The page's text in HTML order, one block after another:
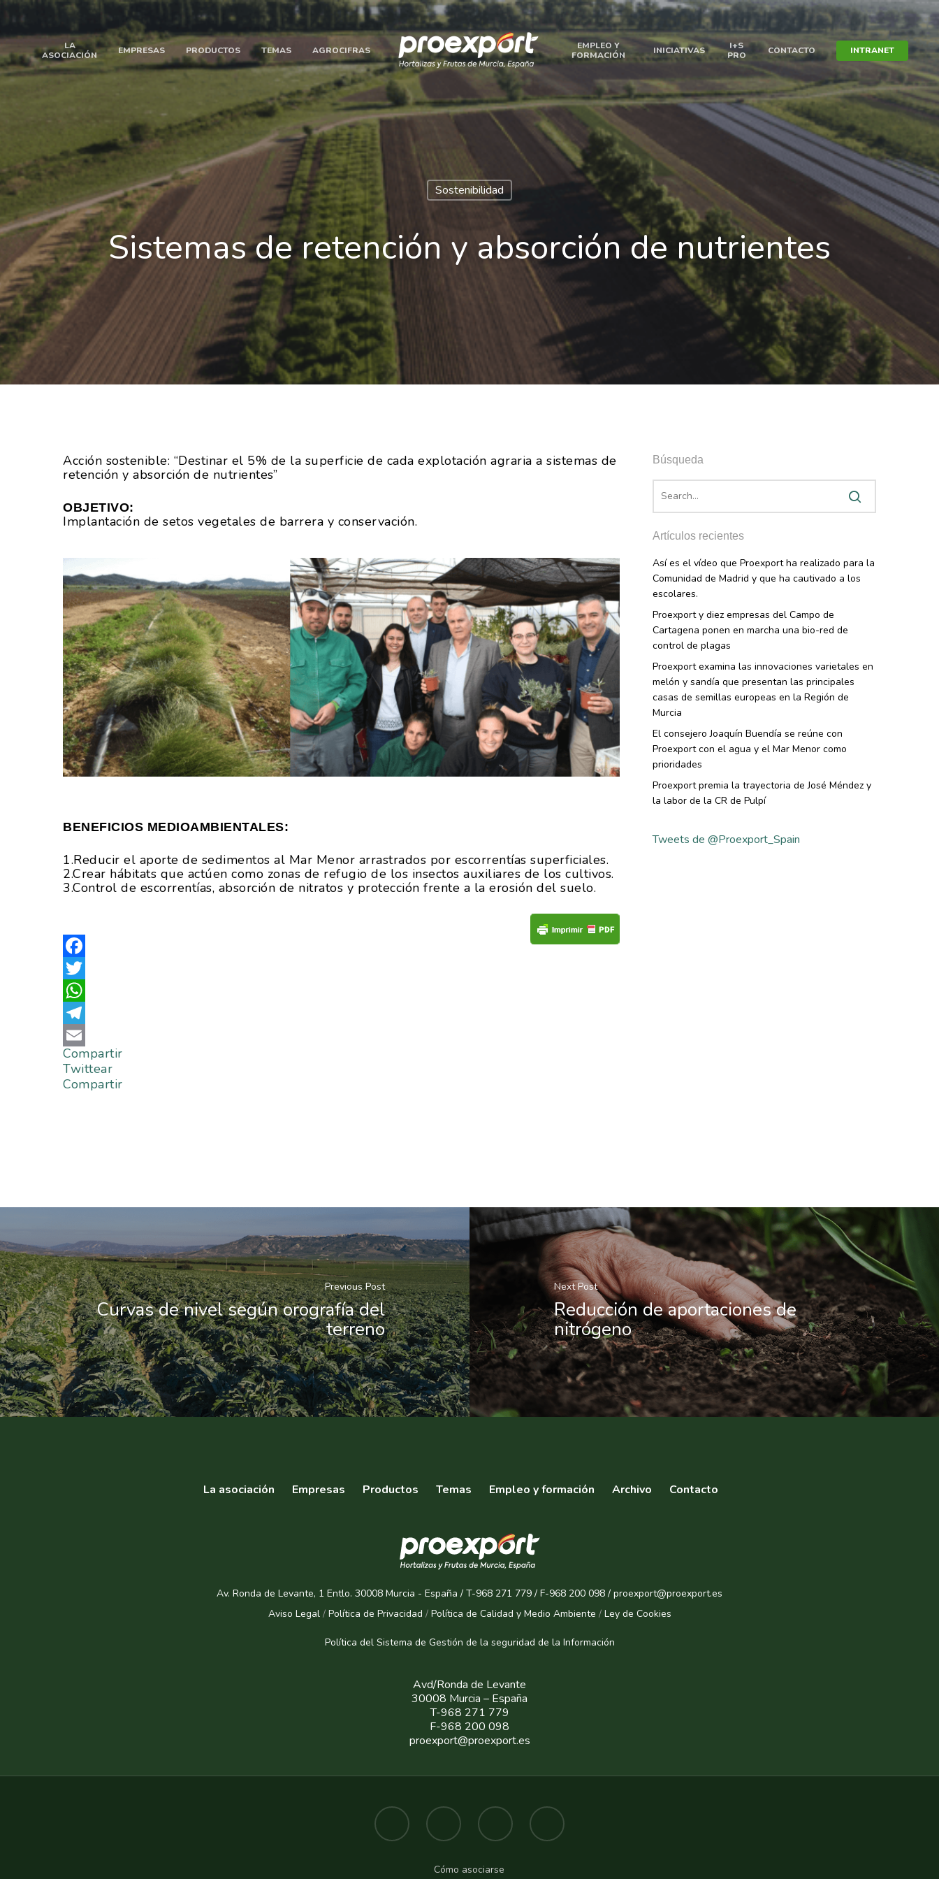
Hit enter to search or ESC to close
LA
ASOCIACIÓN
EMPRESAS PRODUCTOS TEMAS AGROCIFRAS
EMPLEO Y
FORMACIÓN
INICIATIVAS
I+S
PRO
CONTACTO INTRANET
Sostenibilidad
Sistemas de retención y absorción de nutrientes
Acción sostenible: “Destinar el 5% de la superficie de cada explotación agraria a sistemas de
retención y absorción de nutrientes”
OBJETIVO:
Implantación de setos vegetales de barrera y conservación.
BENEFICIOS MEDIOAMBIENTALES:
1.Reducir el aporte de sedimentos al Mar Menor arrastrados por escorrentías superficiales.
2.Crear hábitats que actúen como zonas de refugio de los insectos auxiliares de los cultivos.
3.Control de escorrentías, absorción de nitratos y protección frente a la erosión del suelo.
Facebook
Twitter
WhatsApp
Telegram
Email
Compartir
Twittear
Compartir
Búsqueda
Artículos recientes
Así es el vídeo que Proexport ha realizado para la
Comunidad de Madrid y que ha cautivado a los
escolares.
Proexport y diez empresas del Campo de
Cartagena ponen en marcha una bio-red de
control de plagas
Proexport examina las innovaciones varietales en
melón y sandía que presentan las principales
casas de semillas europeas en la Región de
Murcia
El consejero Joaquín Buendía se reúne con
Proexport con el agua y el Mar Menor como
prioridades
Proexport premia la trayectoria de José Méndez y
la labor de la CR de Pulpí
Tweets de @Proexport_Spain
Previous Post
Curvas de nivel según orografía del
terreno
Next Post
Reducción de aportaciones de
nitrógeno
La asociación Empresas Productos Temas Empleo y formación Archivo Contacto
Av. Ronda de Levante, 1 Entlo. 30008 Murcia - España / T-968 271 779 / F-968 200 098 / proexport@proexport.es
Aviso Legal/ Política de Privacidad /Política de Calidad y Medio Ambiente / Ley de Cookies
Política del Sistema de Gestión de la seguridad de la Información
Avd/Ronda de Levante
30008 Murcia – España
T-968 271 779
F-968 200 098
proexport@proexport.es
Cómo asociarse